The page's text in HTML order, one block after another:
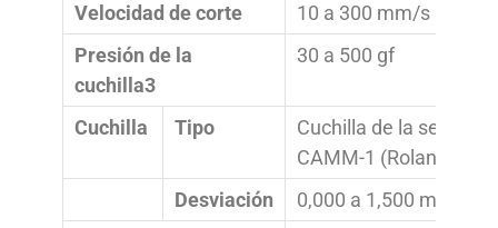
Velocidad de corte
10 a 300 mm/s
Presión de la
cuchilla3
30 a 500 gf
Cuchilla Tipo
Cuchilla de la serie
CAMM-1 (Roland)
Desviación
0,000 a 1,500 mm